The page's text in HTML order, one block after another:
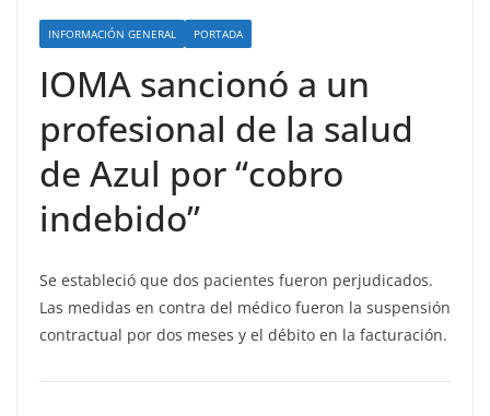
INFORMACIÓN GENERAL PORTADA
IOMA sancionó a un
profesional de la salud
de Azul por “cobro
indebido”
Se estableció que dos pacientes fueron perjudicados.
Las medidas en contra del médico fueron la suspensión
contractual por dos meses y el débito en la facturación.